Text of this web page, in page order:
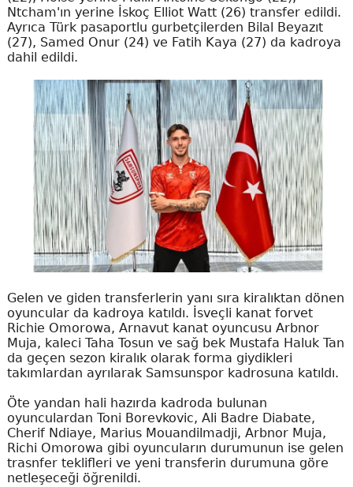
Ntcham'ın yerine İskoç Elliot Watt (26) transfer edildi.
Ayrıca Türk pasaportlu gurbetçilerden Bilal Beyazıt
(27), Samed Onur (24) ve Fatih Kaya (27) da kadroya
dahil edildi.
Gelen ve giden transferlerin yanı sıra kiralıktan dönen
oyuncular da kadroya katıldı. İsveçli kanat forvet
Richie Omorowa, Arnavut kanat oyuncusu Arbnor
Muja, kaleci Taha Tosun ve sağ bek Mustafa Haluk Tan
da geçen sezon kiralık olarak forma giydikleri
takımlardan ayrılarak Samsunspor kadrosuna katıldı.
Öte yandan hali hazırda kadroda bulunan
oyunculardan Toni Borevkovic, Ali Badre Diabate,
Cherif Ndiaye, Marius Mouandilmadji, Arbnor Muja,
Richi Omorowa gibi oyuncuların durumunun ise gelen
trasnfer teklifleri ve yeni transferin durumuna göre
netleşeceği öğrenildi.